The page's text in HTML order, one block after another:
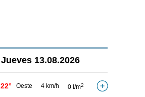
Jueves 13.08.2026
22° Oeste 4 km/h 0 l/m2